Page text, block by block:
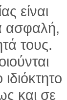
είναι
ασφαλή,
τους.
και σε